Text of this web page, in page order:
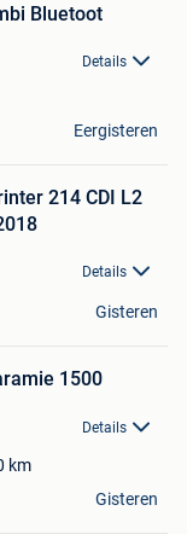
Bluetoot
Details
Eergisteren
214 CDI L2
Details
Gisteren
1500
Details
km
Gisteren